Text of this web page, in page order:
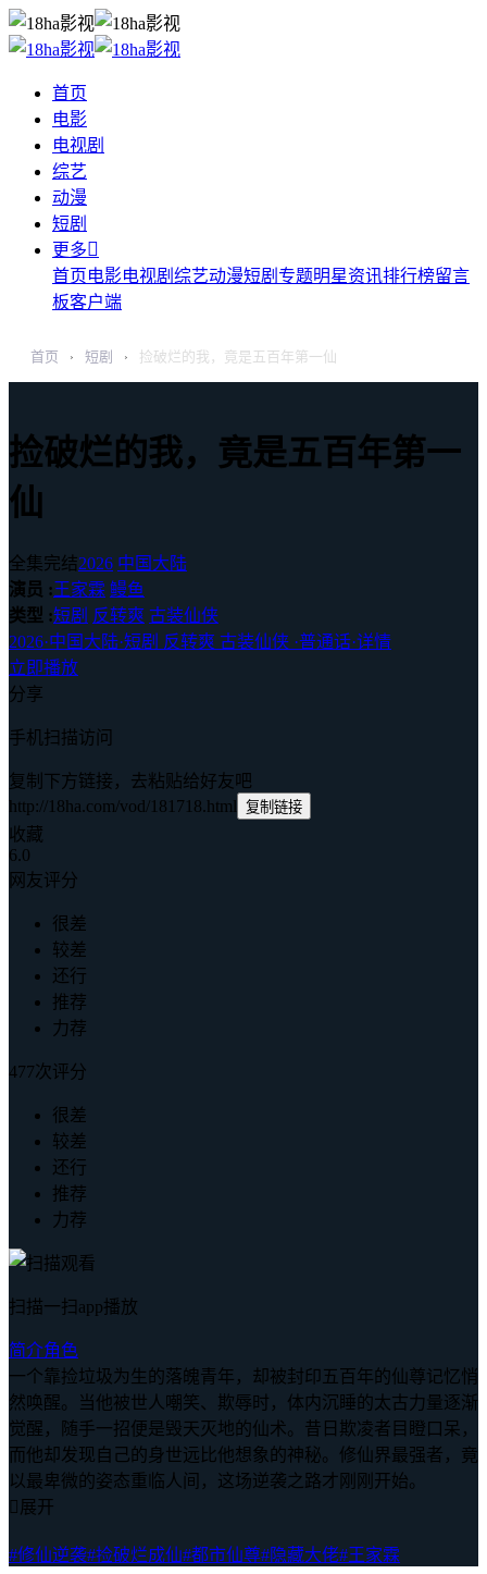
首页
电影
电视剧
综艺
动漫
短剧
更多
首页电影电视剧 综艺动漫短剧 专题明星资讯排行榜留言
板客户端
首页 › 短剧 › 捡破烂的我，竟是五百年第一仙
捡破烂的我，竟是五百年第一
仙
全集完结2026 中国大陆
演员 :王家霖 鳗鱼
类型 :短剧 反转爽 古装仙侠
2026·中国大陆·短剧 反转爽 古装仙侠 ·普通话·详情
立即播放
分享
手机扫描访问
复制下方链接，去粘贴给好友吧
http://18ha.com/vod/181718.html 复制链接
收藏
6.0
网友评分
很差
较差
还行
推荐
力荐
477次评分
很差
较差
还行
推荐
力荐
扫描一扫app播放
简介角色
一个靠捡垃圾为生的落魄青年，却被封印五百年的仙尊记忆悄
然唤醒。当他被世人嘲笑、欺辱时，体内沉睡的太古力量逐渐
觉醒，随手一招便是毁天灭地的仙术。昔日欺凌者目瞪口呆，
而他却发现自己的身世远比他想象的神秘。修仙界最强者，竟
以最卑微的姿态重临人间，这场逆袭之路才刚刚开始。
 展开
#修仙逆袭#捡破烂成仙#都市仙尊#隐藏大佬#王家霖